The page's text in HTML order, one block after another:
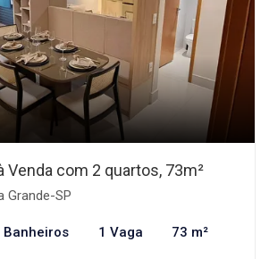
Venda com 2 quartos, 73m²
Grande-SP
Banheiros 1 Vaga 73 m²